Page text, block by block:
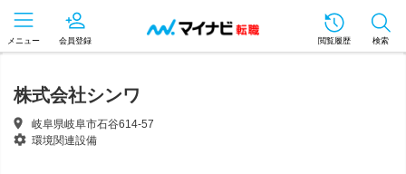
メニュー 会員登録 閲覧履歴 検索
株式会社シンワ
岐阜県岐阜市石谷614-57
環境関連設備